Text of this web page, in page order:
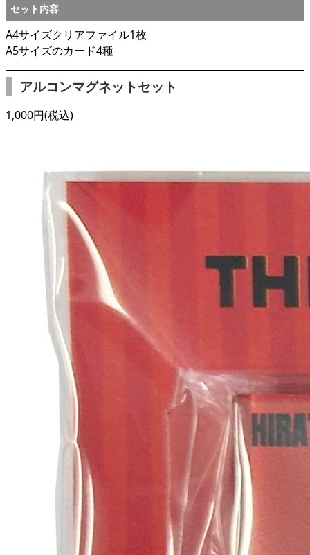
セット内容
A4サイズクリアファイル1枚
A5サイズのカード4種
アルコンマグネットセット
1,000円(税込)